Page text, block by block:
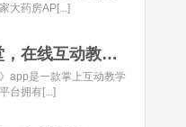
大药房AP[...]
加课堂，在线互动教育APP经典案例
》app是一款掌上互动教学
台拥有[...]